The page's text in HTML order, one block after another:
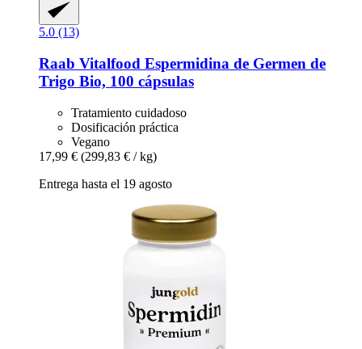
5.0 (13)
Raab Vitalfood Espermidina de Germen de
Trigo Bio, 100 cápsulas
Tratamiento cuidadoso
Dosificación práctica
Vegano
17,99 € (299,83 € / kg)
Entrega hasta el 19 agosto